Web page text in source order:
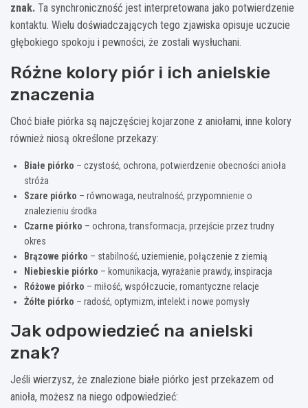
znak. Ta synchroniczność jest interpretowana jako potwierdzenie
kontaktu. Wielu doświadczających tego zjawiska opisuje uczucie
głębokiego spokoju i pewności, że zostali wysłuchani.
Różne kolory piór i ich anielskie
znaczenia
Choć białe piórka są najczęściej kojarzone z aniołami, inne kolory
również niosą określone przekazy:
Białe piórko – czystość, ochrona, potwierdzenie obecności anioła
stróża
Szare piórko – równowaga, neutralność, przypomnienie o
znalezieniu środka
Czarne piórko – ochrona, transformacja, przejście przez trudny
okres
Brązowe piórko – stabilność, uziemienie, połączenie z ziemią
Niebieskie piórko – komunikacja, wyrażanie prawdy, inspiracja
Różowe piórko – miłość, współczucie, romantyczne relacje
Żółte piórko – radość, optymizm, intelekt i nowe pomysły
Jak odpowiedzieć na anielski
znak?
Jeśli wierzysz, że znalezione białe piórko jest przekazem od
anioła, możesz na niego odpowiedzieć: